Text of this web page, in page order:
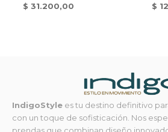
$ 31.200,00 $
IndigoStyle es tu destino definitivo
con un toque de sofisticación. Nos
prendas que combinan diseño